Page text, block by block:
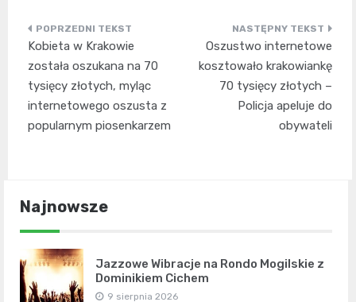
Nawigacja
wpisu
Kobieta w Krakowie
została oszukana na 70
tysięcy złotych, myląc
internetowego oszusta z
popularnym piosenkarzem
Oszustwo internetowe
kosztowało krakowiankę
70 tysięcy złotych –
Policja apeluje do
obywateli
Najnowsze
Jazzowe Wibracje na Rondo Mogilskie z
Dominikiem Cichem
9 sierpnia 2026